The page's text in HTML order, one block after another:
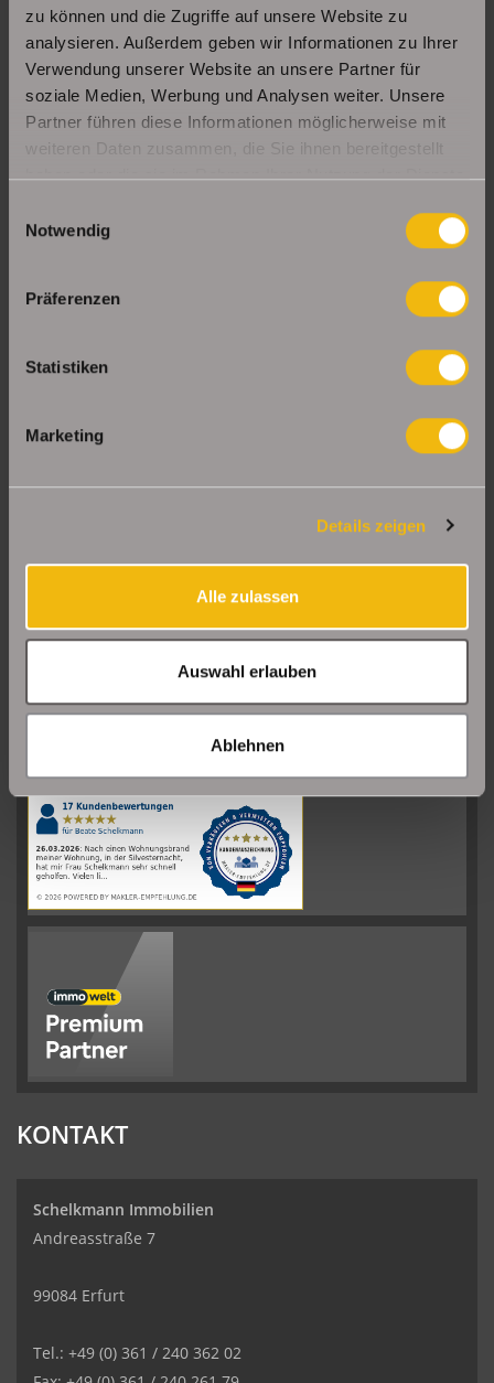
zu können und die Zugriffe auf unsere Website zu
analysieren. Außerdem geben wir Informationen zu Ihrer
Verwendung unserer Website an unsere Partner für
soziale Medien, Werbung und Analysen weiter. Unsere
Partner führen diese Informationen möglicherweise mit
weiteren Daten zusammen, die Sie ihnen bereitgestellt
haben oder die sie im Rahmen Ihrer Nutzung der Dienste
Notwendig
Präferenzen
Statistiken
Marketing
Details zeigen
Alle zulassen
Auswahl erlauben
Ablehnen
Moderne, bezugsbereite 1Raumwohnung mit
Einbauküche & Stellplatz
UNSERE PARTNER & AUSZEICHNUNGEN
08/2026
|110Schelkmann
ImmobilienBewertungen
auf
werkenntdenBESTEN.de
KONTAKT
Schelkmann Immobilien
Andreasstraße 7
99084 Erfurt
Tel.: +49 (0) 361 / 240 362 02